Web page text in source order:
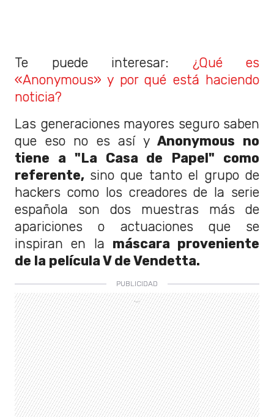
Te puede interesar: ¿Qué es
«Anonymous» y por qué está haciendo
noticia?
Las generaciones mayores seguro saben
que eso no es así yAnonymous no
tiene a "La Casa de Papel" como
referente, sino que tanto el grupo de
hackers como los creadores de la serie
española son dos muestras más de
apariciones o actuaciones que se
inspiran en la máscara proveniente
de la película V de Vendetta.